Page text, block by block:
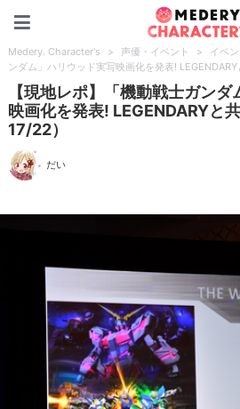
Medery. Character's > 声優・イベント > イベン
ンダム」ハリウッド実写映画化を発表!
【現地レポ】「機動戦士ガン
映画化を発表! LEGENDARYと
17/22）
だい